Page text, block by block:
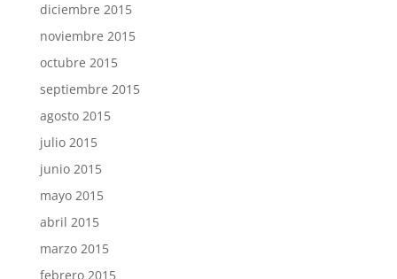
diciembre 2015
noviembre 2015
octubre 2015
septiembre 2015
agosto 2015
julio 2015
junio 2015
mayo 2015
abril 2015
marzo 2015
febrero 2015